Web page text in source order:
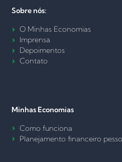
Sobre nós:
O Minhas Economias
Imprensa
Depoimentos
Contato
Minhas Economias
Como funciona
Planejamento financeiro